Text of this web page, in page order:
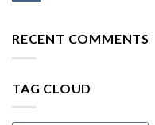
RECENT COMMENTS
TAG CLOUD